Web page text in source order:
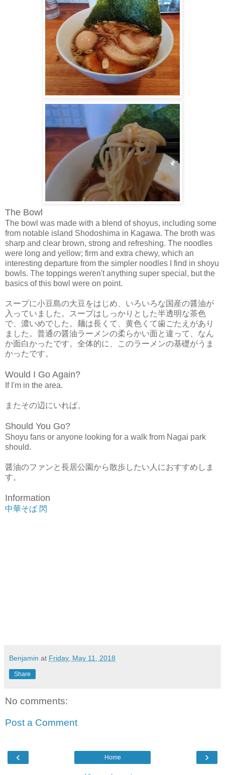
The Bowl
The bowl was made with a blend of shoyus, including some
from notable island Shodoshima in Kagawa. The broth was
sharp and clear brown, strong and refreshing. The noodles
were long and yellow; firm and extra chewy, which an
interesting departure from the simpler noodles I find in shoyu
bowls. The toppings weren't anything super special, but the
basics of this bowl were on point.
スープに小豆島の大豆をはじめ、いろいろな国産の醤油が
入っていました。スープはしっかりとした半透明な茶色
で、濃いめでした。麺は長くて、黄色くて歯ごたえがあり
ました。普通の醤油ラーメンの柔らかい面と違って、なん
か面白かったです。全体的に、このラーメンの基礎がうま
かったです。
Would I Go Again?
If I'm in the area.
またその辺にいれば。
Should You Go?
Shoyu fans or anyone looking for a walk from Nagai park
should.
醤油のファンと長居公園から散歩したい人におすすめしま
す。
Information
中華そば 閃
Benjamin at Friday, May 11, 2018
Share
No comments:
Post a Comment
‹ ›
Home